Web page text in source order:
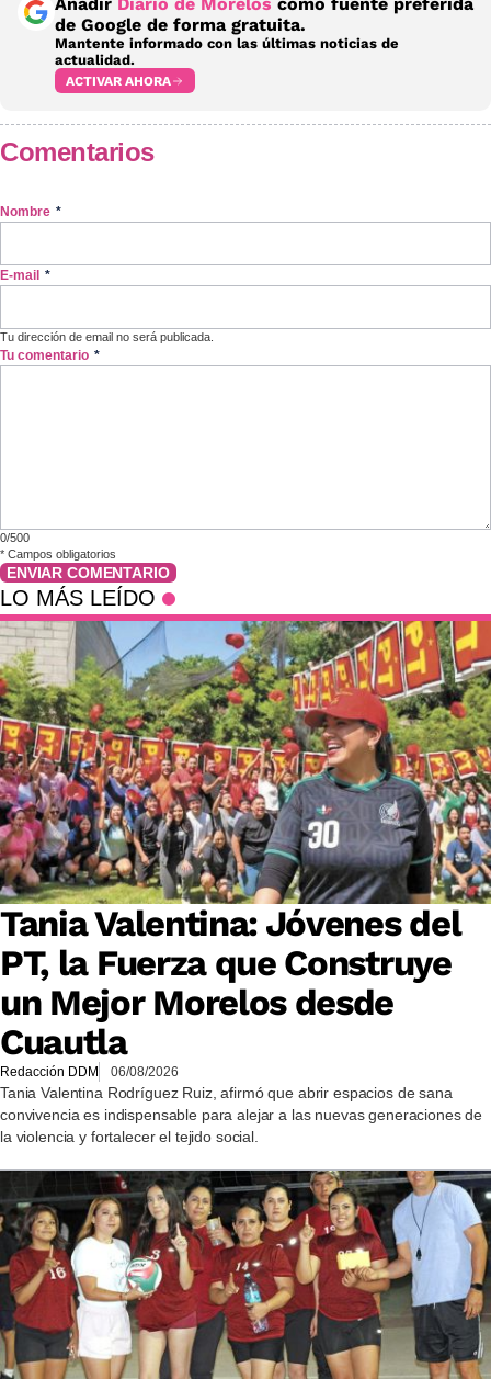
Añadir Diario de Morelos como fuente preferida
de Google de forma gratuita.
Mantente informado con las últimas noticias de
actualidad.
ACTIVAR AHORA
Comentarios
Nombre *
E-mail *
Tu dirección de email no será publicada.
Tu comentario *
0/500
* Campos obligatorios
ENVIAR COMENTARIO
LO MÁS LEÍDO
Tania Valentina: Jóvenes del
PT, la Fuerza que Construye
un Mejor Morelos desde
Cuautla
Redacción DDM 06/08/2026
Tania Valentina Rodríguez Ruiz, afirmó que abrir espacios de sana
convivencia es indispensable para alejar a las nuevas generaciones de
la violencia y fortalecer el tejido social.